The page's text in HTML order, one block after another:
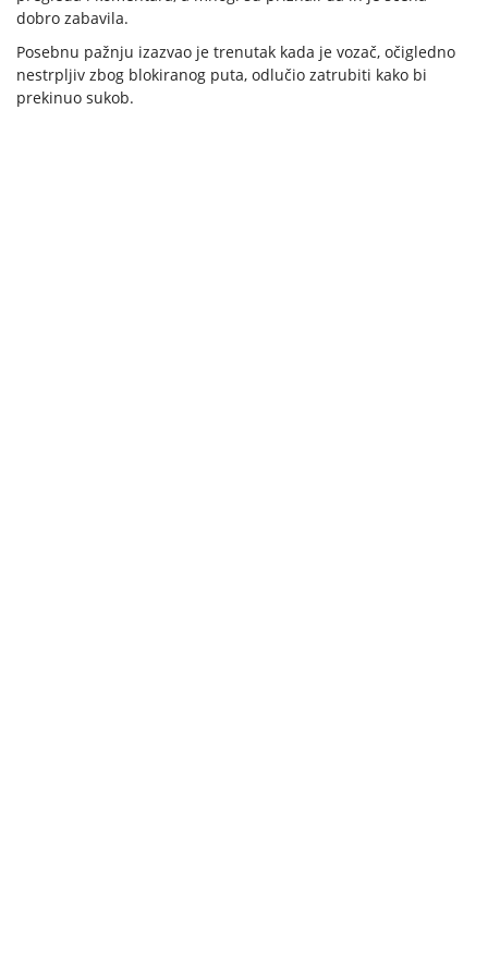
dobro zabavila.
Posebnu pažnju izazvao je trenutak kada je vozač, očigledno
nestrpljiv zbog blokiranog puta, odlučio zatrubiti kako bi
prekinuo sukob.